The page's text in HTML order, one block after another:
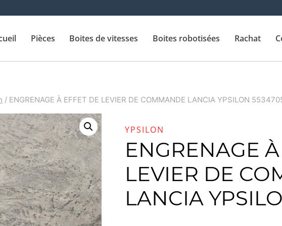
Pièces Boites de vitesses Boites robotisées Rachat
/ ENGRENAGE À EFFET DE LEVIER DE COMMANDE LANCIA YPSILON
YPSILON
ENGRENAGE
LEVIER DE
LANCIA